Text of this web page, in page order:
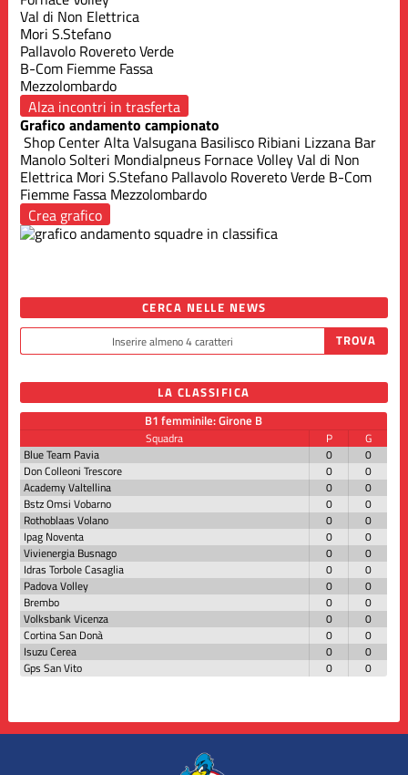
Val di Non Elettrica
Mori S.Stefano
Pallavolo Rovereto Verde
B-Com Fiemme Fassa
Mezzolombardo
Alza incontri in trasferta
Grafico andamento campionato
Shop Center Alta Valsugana Basilisco Ribiani Lizzana Bar
ManoloSolteri Mondialpneus Fornace VolleyVal di Non
Elettrica Mori S.Stefano Pallavolo Rovereto Verde B-Com
Fiemme Fassa Mezzolombardo
Crea grafico
CERCA NELLE NEWS
LA CLASSIFICA
B1 femminile: Girone B
Squadra P
G
Blue Team Pavia
0
0
Don Colleoni Trescore
0
0
Academy Valtellina
0
0
Bstz Omsi Vobarno
0
0
Rothoblaas Volano
0
0
Ipag Noventa
0
0
Vivienergia Busnago
0
0
Idras Torbole Casaglia
0
0
Padova Volley
0
0
Brembo
0
0
Volksbank Vicenza
0
0
Cortina San Donà
0
0
Isuzu Cerea
0
0
Gps San Vito
0 0